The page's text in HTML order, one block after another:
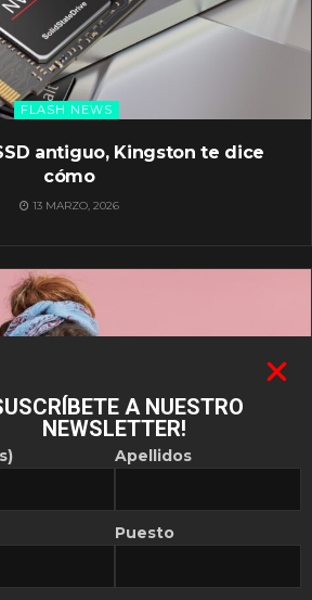
FLASH NEWS
antiguo, Kingston te dice
cómo
13 MARZO, 2026
A NUESTRO
NEWSLETTER!
Apellidos
Puesto